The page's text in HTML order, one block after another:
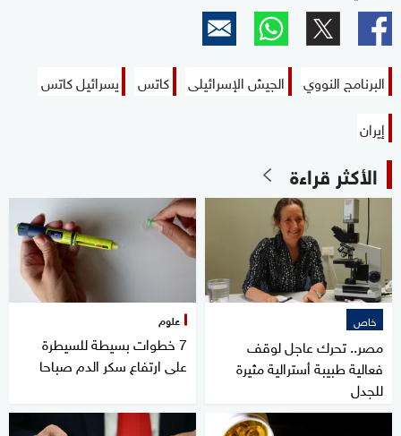
البرنامج النووي الجيش الإسرائيلى كاتس
يسرائيل كاتس
إيران
الأكثر قراءة
خاص
مصر.. تحرك عاجل لوقف
فعالية طبيبة أسترالية مثيرة
للجدل
علوم
7 خطوات بسيطة للسيطرة
على ارتفاع سكر الدم صباحا